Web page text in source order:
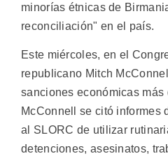
minorías étnicas de
reconciliación" en el país.
Este miércoles, en el
republicano Mitch
sanciones económicas más
McConnell se citó informes
al SLORC de utilizar
detenciones, asesinatos,